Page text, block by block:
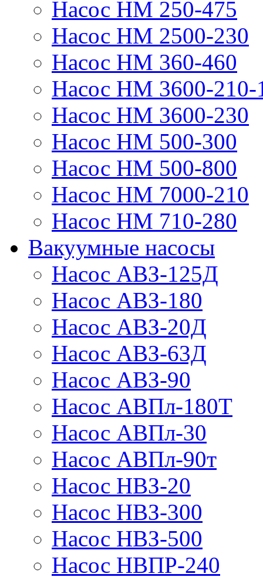
Насос НМ 250-475
Насос НМ 2500-230
Насос НМ 360-460
Насос НМ 3600-210-
Насос НМ 3600-230
Насос НМ 500-300
Насос НМ 500-800
Насос НМ 7000-210
Насос НМ 710-280
Вакуумные насосы
Насос АВЗ-125Д
Насос АВЗ-180
Насос АВЗ-20Д
Насос АВЗ-63Д
Насос АВЗ-90
Насос АВПл-180Т
Насос АВПл-30
Насос АВПл-90т
Насос НВЗ-20
Насос НВЗ-300
Насос НВЗ-500
Насос НВПР-240